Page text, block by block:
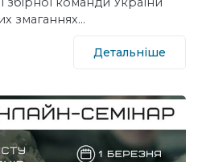
змаганнях…
Детальніше